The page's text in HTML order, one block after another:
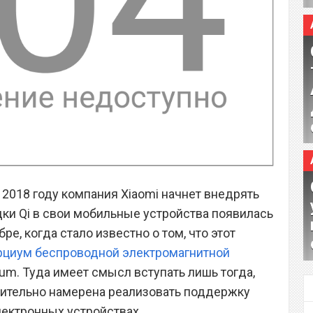
году компания Xiaomi начнет внедрять
Qi в свои мобильные устройства появилась
когда стало известно о том, что этот
беспроводной электромагнитной
Туда имеет смысл вступать лишь тогда,
намерена реализовать поддержку